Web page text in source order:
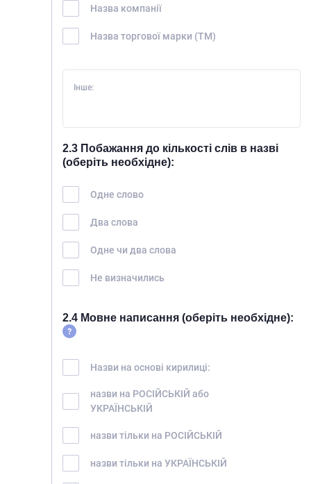
Назва компанії
Назва торгової марки (ТМ)
Інше:
2.3 Побажання до кількості слів в назві
(оберіть необхідне):
Одне слово
Два слова
Одне чи два слова
Не визначились
2.4 Мовне написання (оберіть необхідне):
Назви на основі кирилиці:
назви на РОСІЙСЬКІЙ або
УКРАЇНСЬКІЙ
назви тільки на РОСІЙСЬКІЙ
назви тільки на УКРАЇНСЬКІЙ